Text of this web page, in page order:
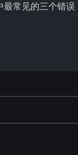
最常见的三个错误